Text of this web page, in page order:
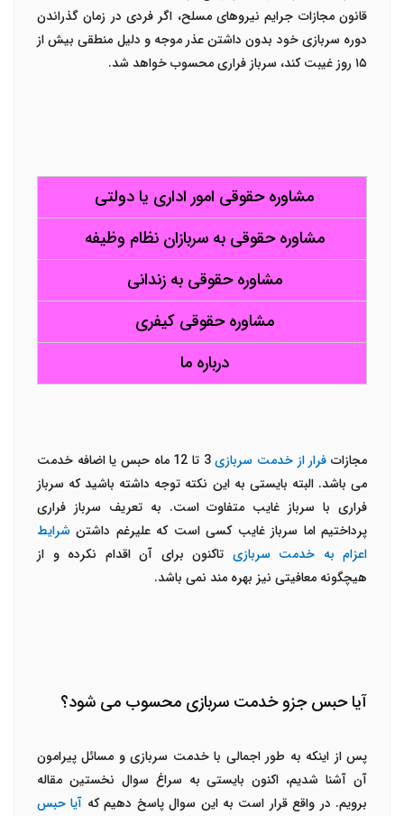
قانون مجازات جرایم نیروهای مسلح، اگر فردی در زمان گذراندن
دوره سربازی خود بدون داشتن عذر موجه و دلیل منطقی بیش از
۱۵ روز غیبت کند، سرباز فراری محسوب خواهد شد.
مشاوره حقوقی امور اداری یا دولتی
مشاوره حقوقی به سربازان نظام وظیفه
مشاوره حقوقی به زندانی
مشاوره حقوقی کیفری
درباره ما
مجازات فرار از خدمت سربازی
3 تا 12 ماه حبس یا اضافه خدمت
می باشد. البته بایستی به این نکته توجه داشته باشید که سرباز
فراری با سرباز غایب متفاوت است. به تعریف سرباز فراری
پرداختیم اما سرباز غایب کسی است که علیرغم داشتن شرایط
اعزام به خدمت سربازی تاکنون برای آن اقدام نکرده و از
هیچگونه معافیتی نیز بهره مند نمی باشد.
آیا حبس جزو خدمت سربازی محسوب می شود؟
پس از اینکه به طور اجمالی با خدمت سربازی و مسائل پیرامون
آن آشنا شدیم، اکنون بایستی به سراغ سوال نخستین مقاله
برویم. در واقع قرار است به این سوال پاسخ دهیم که آیا حبس